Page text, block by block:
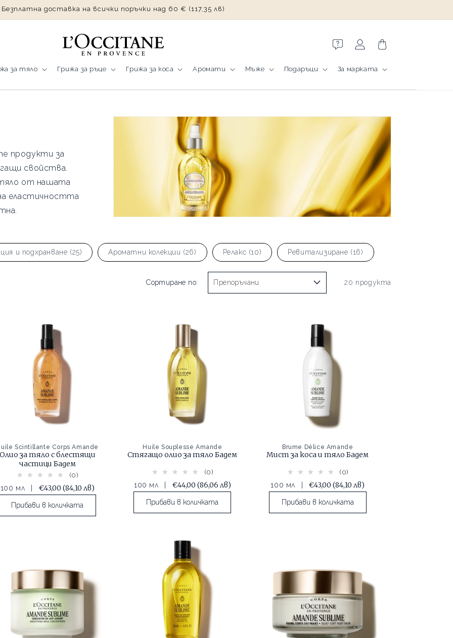
Безплатна доставка на всички поръчки над 60 € (117,35 лв)
за тяло Грижа за ръце Грижа за коса Аромати Мъже Подаръци За марката
ВлизанеКоличка
продукти за
свойства.
от нашата
еластичността
и подхранване (25) Ароматни колекции (26) Релакс (10) Ревитализиране (16)
Сортиране по: 20 продукта
Scintillante Corps Amande
за тяло с блестящи
частици Бадем
(0)
100 мл €43,00 (84,10 лв)
Прибави в количката
Huile Souplesse Amande
Стягащо олио за тяло Бадем
(0)
100 мл €44,00 (86,06 лв)
Прибави в количката
Brume Délice Amande
Мист за коса и тяло Бадем
(0)
100 мл €43,00(84,10 лв)
Прибави в количката